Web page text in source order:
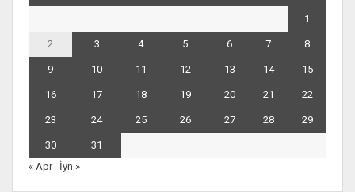
1
2 3 4 5 6 7 8
9 10 11 12 13 14 15
16 17 18 19 20 21 22
23 24 25 26 27 28 29
30
31
« Apr
İyn »